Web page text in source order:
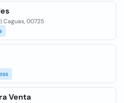
Caguas, 00725
Venta